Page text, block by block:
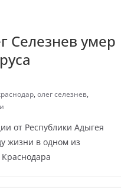
Селезнев умер
, олег селезнев,
от Республики Адыгея
жизни в одном из